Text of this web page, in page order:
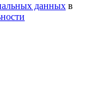
данных в